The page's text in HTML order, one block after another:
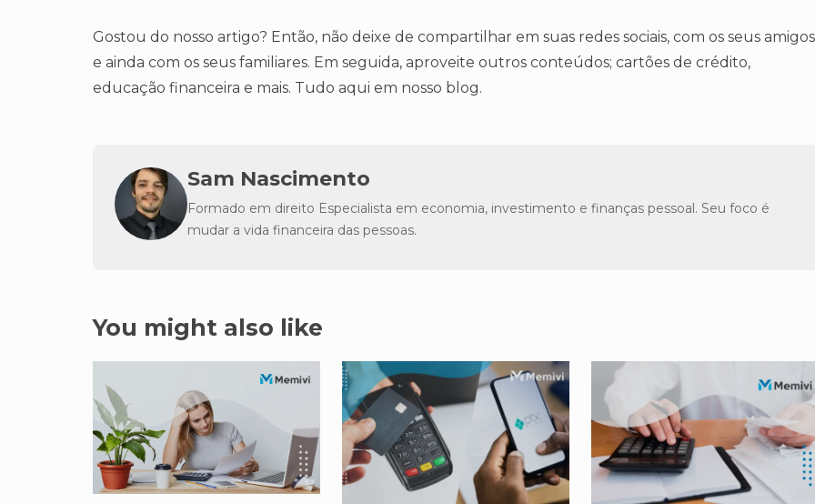
Gostou do nosso artigo? Então, não deixe de compartilhar em suas redes sociais, com os seus amigos
e ainda com os seus familiares. Em seguida, aproveite outros conteúdos; cartões de crédito,
educação financeira e mais. Tudo aqui em nosso blog.
Sam Nascimento
Formado em direito Especialista em economia, investimento e finanças pessoal. Seu foco é
mudar a vida financeira das pessoas.
You might also like